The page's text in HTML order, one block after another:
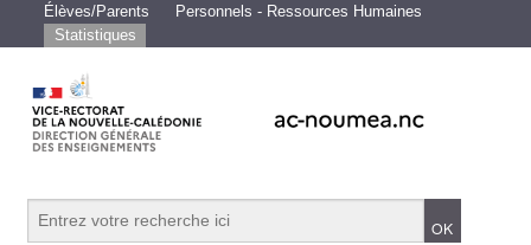
Élèves/Parents
Personnels - Ressources Humaines
Statistiques